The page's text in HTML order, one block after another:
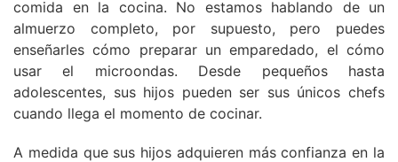
comida en la cocina. No estamos hablando de un
almuerzo completo, por supuesto, pero puedes
enseñarles cómo preparar un emparedado, el cómo
usar el microondas. Desde pequeños hasta
adolescentes, sus hijos pueden ser sus únicos chefs
cuando llega el momento de cocinar.
A medida que sus hijos adquieren más confianza en la